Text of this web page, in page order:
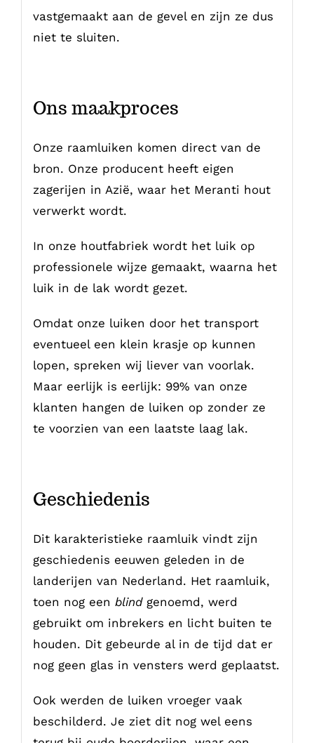
vastgemaakt aan de gevel en zijn ze dus
niet te sluiten.
Ons maakproces
Onze raamluiken komen direct van de
bron. Onze producent heeft eigen
zagerijen in Azië, waar het Meranti hout
verwerkt wordt.
In onze houtfabriek wordt het luik op
professionele wijze gemaakt, waarna het
luik in de lak wordt gezet.
Omdat onze luiken door het transport
eventueel een klein krasje op kunnen
lopen, spreken wij liever van voorlak.
Maar eerlijk is eerlijk: 99% van onze
klanten hangen de luiken op zonder ze
te voorzien van een laatste laag lak.
Geschiedenis
Dit karakteristieke raamluik vindt zijn
geschiedenis eeuwen geleden in de
landerijen van Nederland. Het raamluik,
toen nog een blindgenoemd, werd
gebruikt om inbrekers en licht buiten te
houden. Dit gebeurde al in de tijd dat er
nog geen glas in vensters werd geplaatst.
Ook werden de luiken vroeger vaak
beschilderd. Je ziet dit nog wel eens